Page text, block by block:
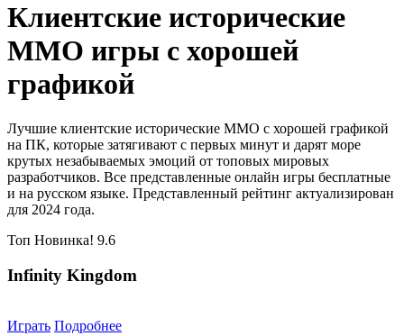
Клиентские исторические
MMO игры с хорошей
графикой
Лучшие клиентские исторические MMO с хорошей графикой
на ПК, которые затягивают с первых минут и дарят море
крутых незабываемых эмоций от топовых мировых
разработчиков. Все представленные онлайн игры бесплатные
и на русском языке. Представленный рейтинг актуализирован
для 2024 года.
Топ Новинка! 9.6
Infinity Kingdom
Играть Подробнее